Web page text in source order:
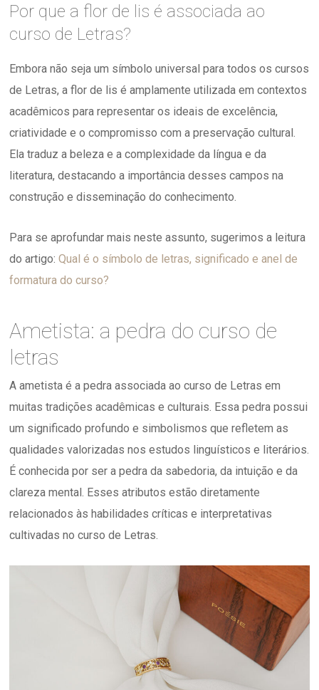
Por que a flor de lis é associada ao
curso de Letras?
Embora não seja um símbolo universal para todos os cursos
de Letras, a flor de lis é amplamente utilizada em contextos
acadêmicos para representar os ideais de excelência,
criatividade e o compromisso com a preservação cultural.
Ela traduz a beleza e a complexidade da língua e da
literatura, destacando a importância desses campos na
construção e disseminação do conhecimento.
Para se aprofundar mais neste assunto, sugerimos a leitura
do artigo:Qual é o símbolo de letras, significado e anel de
formatura do curso?
Ametista: a pedra do curso de
letras
A ametista é a pedra associada ao curso de Letras em
muitas tradições acadêmicas e culturais. Essa pedra possui
um significado profundo e simbolismos que refletem as
qualidades valorizadas nos estudos linguísticos e literários.
É conhecida por ser a pedra da sabedoria, da intuição e da
clareza mental. Esses atributos estão diretamente
relacionados às habilidades críticas e interpretativas
cultivadas no curso de Letras.